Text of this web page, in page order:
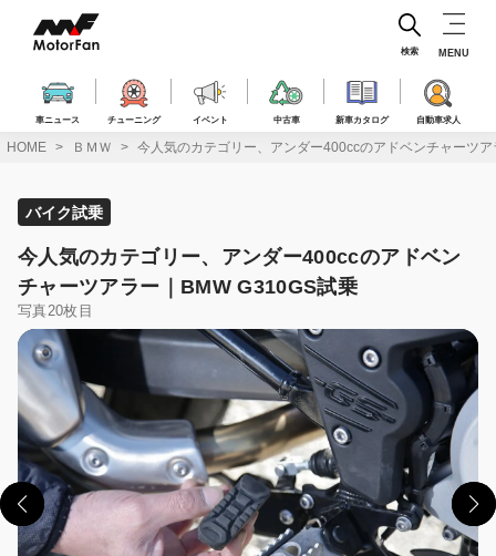
ス
車ニュース チューニング イベント 中古車 新車カタログ 自動車求人
検索 MENU
HOME ＢＭＷ 今人気のカテゴリー、アンダー400ccのアドベンチャーツ
バイク試乗
今人気のカテゴリー、アンダー400ccのアドベン
チャーツアラー｜BMW G310GS試乗
写真20枚目